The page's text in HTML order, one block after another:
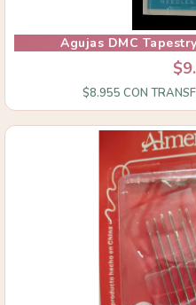
Agujas DMC
$8.955 CON